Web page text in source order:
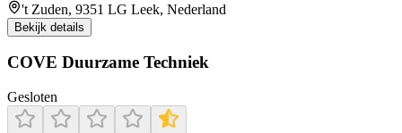
't Zuden, 9351 LG Leek, Nederland
Bekijk details
COVE Duurzame Techniek
Gesloten